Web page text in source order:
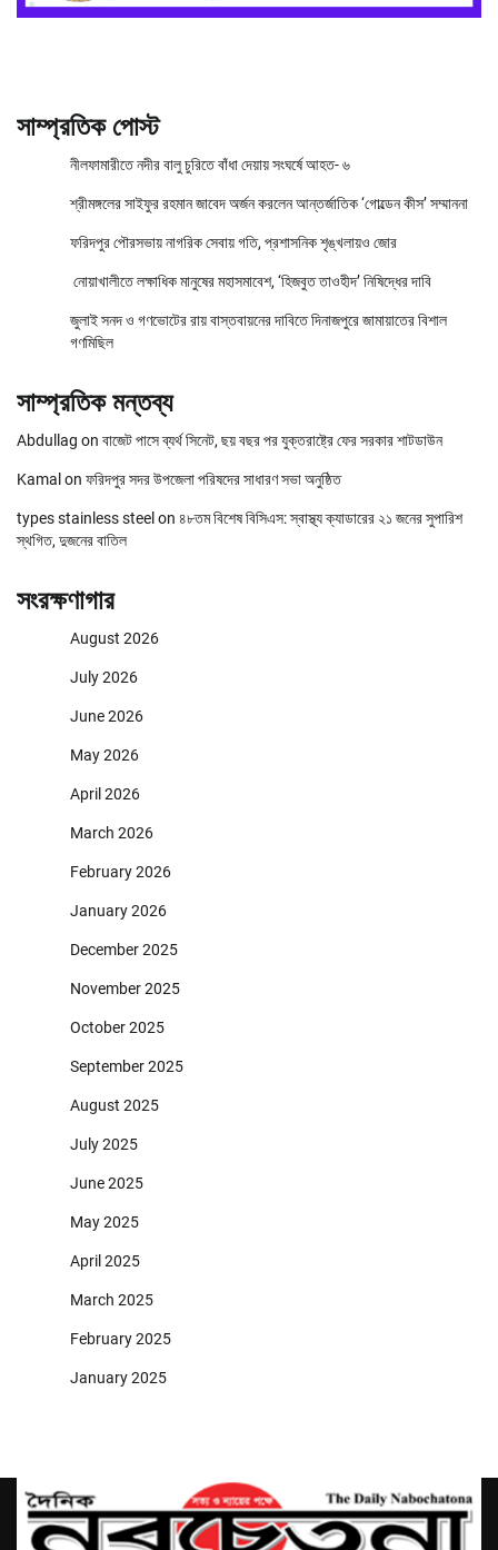
সাম্প্রতিক পোস্ট
নীলফামারীতে নদীর বালু চুরিতে বাঁধা দেয়ায় সংঘর্ষে আহত- ৬
শ্রীমঙ্গলের সাইফুর রহমান জাবেদ অর্জন করলেন আন্তর্জাতিক ‘গোল্ডেন কীস’ সম্মাননা
ফরিদপুর পৌরসভায় নাগরিক সেবায় গতি, প্রশাসনিক শৃঙ্খলায়ও জোর
নোয়াখালীতে লক্ষাধিক মানুষের মহাসমাবেশ, ‘হিজবুত তাওহীদ’ নিষিদ্ধের দাবি
জুলাই সনদ ও গণভোটের রায় বাস্তবায়নের দাবিতে দিনাজপুরে জামায়াতের বিশাল
গণমিছিল
সাম্প্রতিক মন্তব্য
Abdullag on বাজেট পাসে ব্যর্থ সিনেট, ছয় বছর পর যুক্তরাষ্ট্রে ফের সরকার শাটডাউন
Kamal on ফরিদপুর সদর উপজেলা পরিষদের সাধারণ সভা অনুষ্ঠিত
types stainless steel on ৪৮তম বিশেষ বিসিএস: স্বাস্থ্য ক্যাডারের ২১ জনের সুপারিশ
স্থগিত, দুজনের বাতিল
সংরক্ষণাগার
August 2026
July 2026
June 2026
May 2026
April 2026
March 2026
February 2026
January 2026
December 2025
November 2025
October 2025
September 2025
August 2025
July 2025
June 2025
May 2025
April 2025
March 2025
February 2025
January 2025